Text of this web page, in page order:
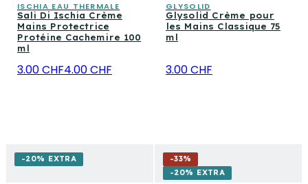
ISCHIA EAU THERMALE
Sali Di Ischia Crème
Mains Protectrice
Protéine Cachemire 100
ml
3.00 CHF4.00 CHF
GLYSOLID
Glysolid Crème pour
les Mains Classique 75
ml
3.00 CHF
-20% EXTRA -33%
-20% EXTRA